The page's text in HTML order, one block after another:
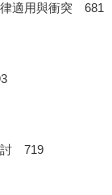
適用與衝突 681
討 719